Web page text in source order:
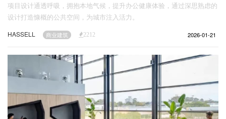
项目设计通透呼吸，拥抱本地气候，提升办公健康体验，通过深思熟虑的
设计打造慷概的公共空间，为城市注入活力。
HASSELL 商业建筑 2212 2026-01-21